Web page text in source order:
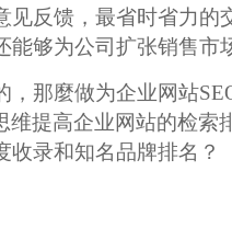
反馈，最省时省力的
够为公司扩张销售市
那麼做为企业网站
提高企业网站的检索
录和知名品牌排名？